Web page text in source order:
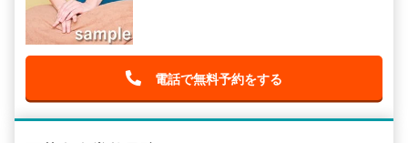
電話で無料予約をする